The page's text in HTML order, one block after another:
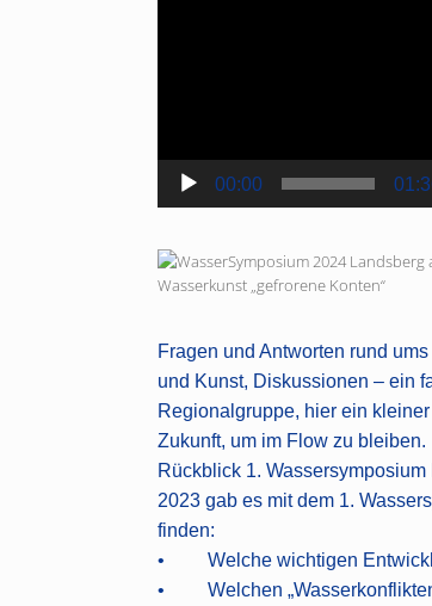
00:00
Wasserkunst „gefrorene Konten“
Daniel
Fragen und Antworten rund
und Kunst, Diskussionen – ein
Regionalgruppe, hier ein
Zukunft, um im Flow zu bleiben.
Rückblick 1.
2023 gab es mit dem 1.
finden:
• Welche wichtigen
• Welchen